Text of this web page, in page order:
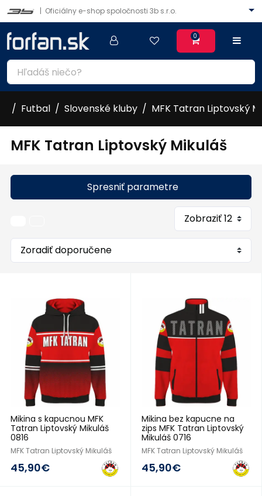
| Oficiálny e-shop spoločnosti 3b s.r.o.
0
Futbal Slovenské kluby MFK Tatran Liptovský
MFK Tatran Liptovský Mikuláš
Spresniť parametre
Mikina s kapucnou MFK
Tatran Liptovský Mikuláš
0816
MFK Tatran Liptovský Mikuláš
45,90€
Mikina bez kapucne na
zips MFK Tatran Liptovský
Mikuláš 0716
MFK Tatran Liptovský Mikuláš
45,90€